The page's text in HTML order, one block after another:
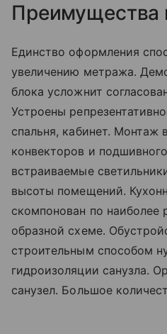
Преимущества
Единство оформления
увеличению метража.
блока усложнит
Устроены
спальня, кабинет. Монтаж
конвекторов и
встраиваемые
высоты помещений.
скомпонован по наиболее
образной схеме.
строительным способом
гидроизоляции санузла.
санузел. Большое